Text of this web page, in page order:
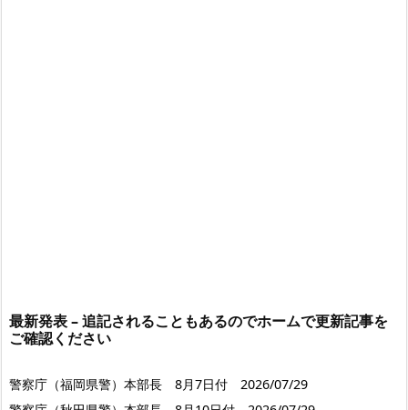
最新発表 – 追記されることもあるのでホームで更新記事を
ご確認ください
警察庁（福岡県警）本部長 8月7日付 2026/07/29